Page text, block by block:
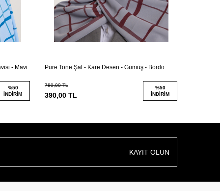
- Mavi
%50
İNDIRIM
Pure Tone Şal - Kare Desen - Gümüş - Bordo
780,00TL
390,00 TL
%50
İNDIRIM
KAYIT OLUN